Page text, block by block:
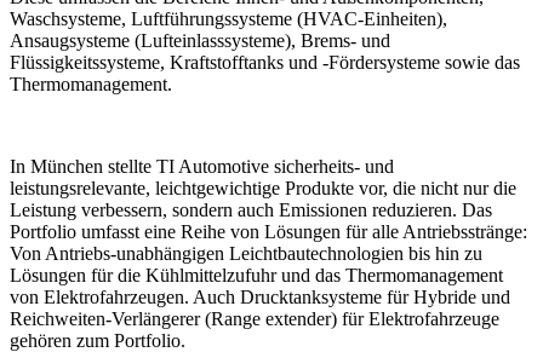
Waschsysteme, Luftführungssysteme (HVAC-Einheiten),
Ansaugsysteme (Lufteinlasssysteme), Brems- und
Flüssigkeitssysteme, Kraftstofftanks und -Fördersysteme sowie das
Thermomanagement.
In München stellte TI Automotive sicherheits- und
leistungsrelevante, leichtgewichtige Produkte vor, die nicht nur die
Leistung verbessern, sondern auch Emissionen reduzieren. Das
Portfolio umfasst eine Reihe von Lösungen für alle Antriebsstränge:
Von Antriebs-unabhängigen Leichtbautechnologien bis hin zu
Lösungen für die Kühlmittelzufuhr und das Thermomanagement
von Elektrofahrzeugen. Auch Drucktanksysteme für Hybride und
Reichweiten-Verlängerer (Range extender) für Elektrofahrzeuge
gehören zum Portfolio.